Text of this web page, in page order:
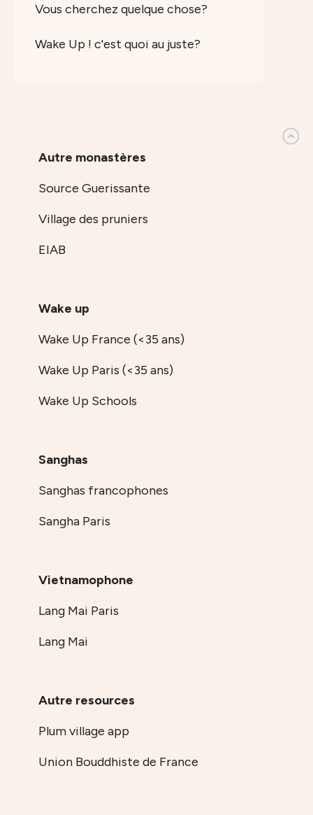
Vous cherchez quelque chose?
Wake Up ! c'est quoi au juste?
Autre monastères
Source Guerissante
Village des pruniers
EIAB
Wake up
Wake Up France (<35 ans)
Wake Up Paris (<35 ans)
Wake Up Schools
Sanghas
Sanghas francophones
Sangha Paris
Vietnamophone
Lang Mai Paris
Lang Mai
Autre resources
Plum village app
Union Bouddhiste de France